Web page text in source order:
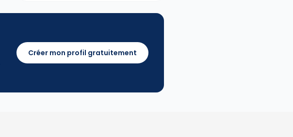
Créer mon profil gratuitement